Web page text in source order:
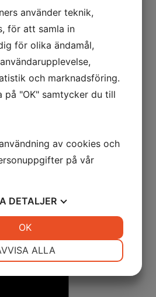
använder teknik,
för att samla in
för olika ändamål,
och marknadsföring.
på "OK" samtycker du till
av cookies och
på vår
DETALJER
ALLA
OK